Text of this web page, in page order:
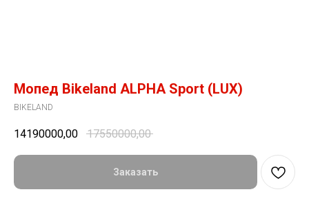
Мопед Bikeland ALPHA Sport (LUX)
BIKELAND
14190000,00 17550000,00
Заказать